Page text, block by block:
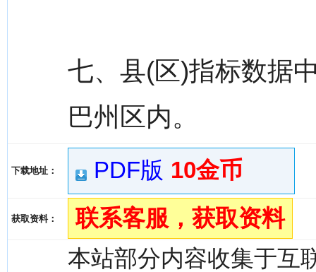
七、县(区)指标数据
巴州区内。
下载地址： PDF版 10金币
获取资料： 联系客服，获取资料
本站部分内容收集于互